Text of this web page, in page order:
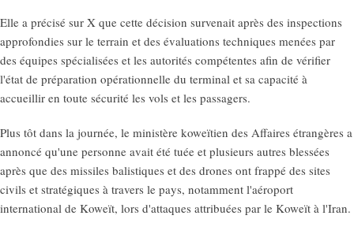
Elle a précisé sur X que cette décision survenait après des inspections
approfondies sur le terrain et des évaluations techniques menées par
des équipes spécialisées et les autorités compétentes afin de vérifier
l'état de préparation opérationnelle du terminal et sa capacité à
accueillir en toute sécurité les vols et les passagers.
Plus tôt dans la journée, le ministère koweïtien des Affaires étrangères a
annoncé qu'une personne avait été tuée et plusieurs autres blessées
après que des missiles balistiques et des drones ont frappé des sites
civils et stratégiques à travers le pays, notamment l'aéroport
international de Koweït, lors d'attaques attribuées par le Koweït à l'Iran.